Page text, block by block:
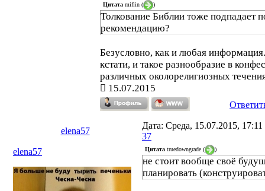
Цитата miflin ( )
Толкование Библии тоже подпадает
рекомендацию?
Безусловно, как и любая
кстати, и такое разнообразие в
различных околорелигиозных
15.07.2015
elena57
Дата: Среда, 15.07.2015,
37
elena57
Цитата truedowngrade ( )
не стоит вообще своё
планировать